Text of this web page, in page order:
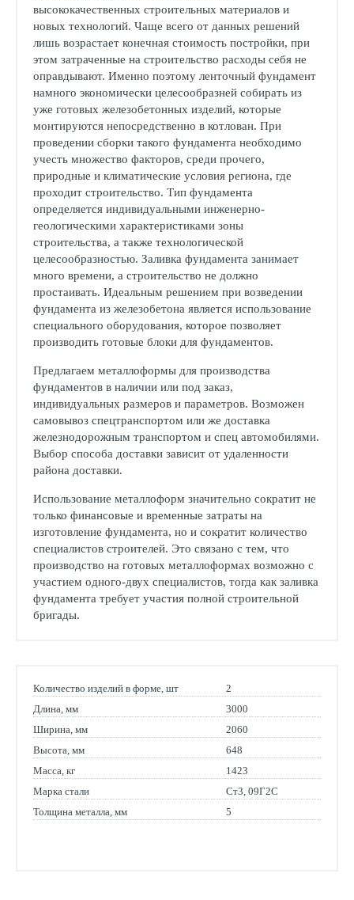
высококачественных строительных материалов и
новых технологий. Чаще всего от данных решений
лишь возрастает конечная стоимость постройки, при
этом затраченные на строительство расходы себя не
оправдывают. Именно поэтому ленточный фундамент
намного экономически целесообразней собирать из
уже готовых железобетонных изделий, которые
монтируются непосредственно в котлован. При
проведении сборки такого фундамента необходимо
учесть множество факторов, среди прочего,
природные и климатические условия региона, где
проходит строительство. Тип фундамента
определяется индивидуальными инженерно-
геологическими характеристиками зоны
строительства, а также технологической
целесообразностью. Заливка фундамента занимает
много времени, а строительство не должно
простаивать. Идеальным решением при возведении
фундамента из железобетона является использование
специального оборудования, которое позволяет
производить готовые блоки для фундаментов.
Предлагаем металлоформы для производства
фундаментов в наличии или под заказ,
индивидуальных размеров и параметров. Возможен
самовывоз спецтранспортом или же доставка
железнодорожным транспортом и спец автомобилями.
Выбор способа доставки зависит от удаленности
района доставки.
Использование металлоформ значительно сократит не
только финансовые и временные затраты на
изготовление фундамента, но и сократит количество
специалистов строителей. Это связано с тем, что
производство на готовых металлоформах возможно с
участием одного-двух специалистов, тогда как заливка
фундамента требует участия полной строительной
бригады.
Количество изделий в форме, шт
2
Длина, мм
3000
Ширина, мм
2060
Высота, мм
648
Масса, кг
1423
Марка стали
Ст3, 09Г2С
Толщина металла, мм
5